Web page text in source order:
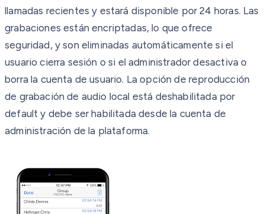
llamadas recientes y estará disponible por 24 horas. Las
grabaciones están encriptadas, lo que ofrece
seguridad, y son eliminadas automáticamente si el
usuario cierra sesión o si el administrador desactiva o
borra la cuenta de usuario. La opción de reproducción
de grabación de audio local está deshabilitada por
default y debe ser habilitada desde la cuenta de
administración de la plataforma.